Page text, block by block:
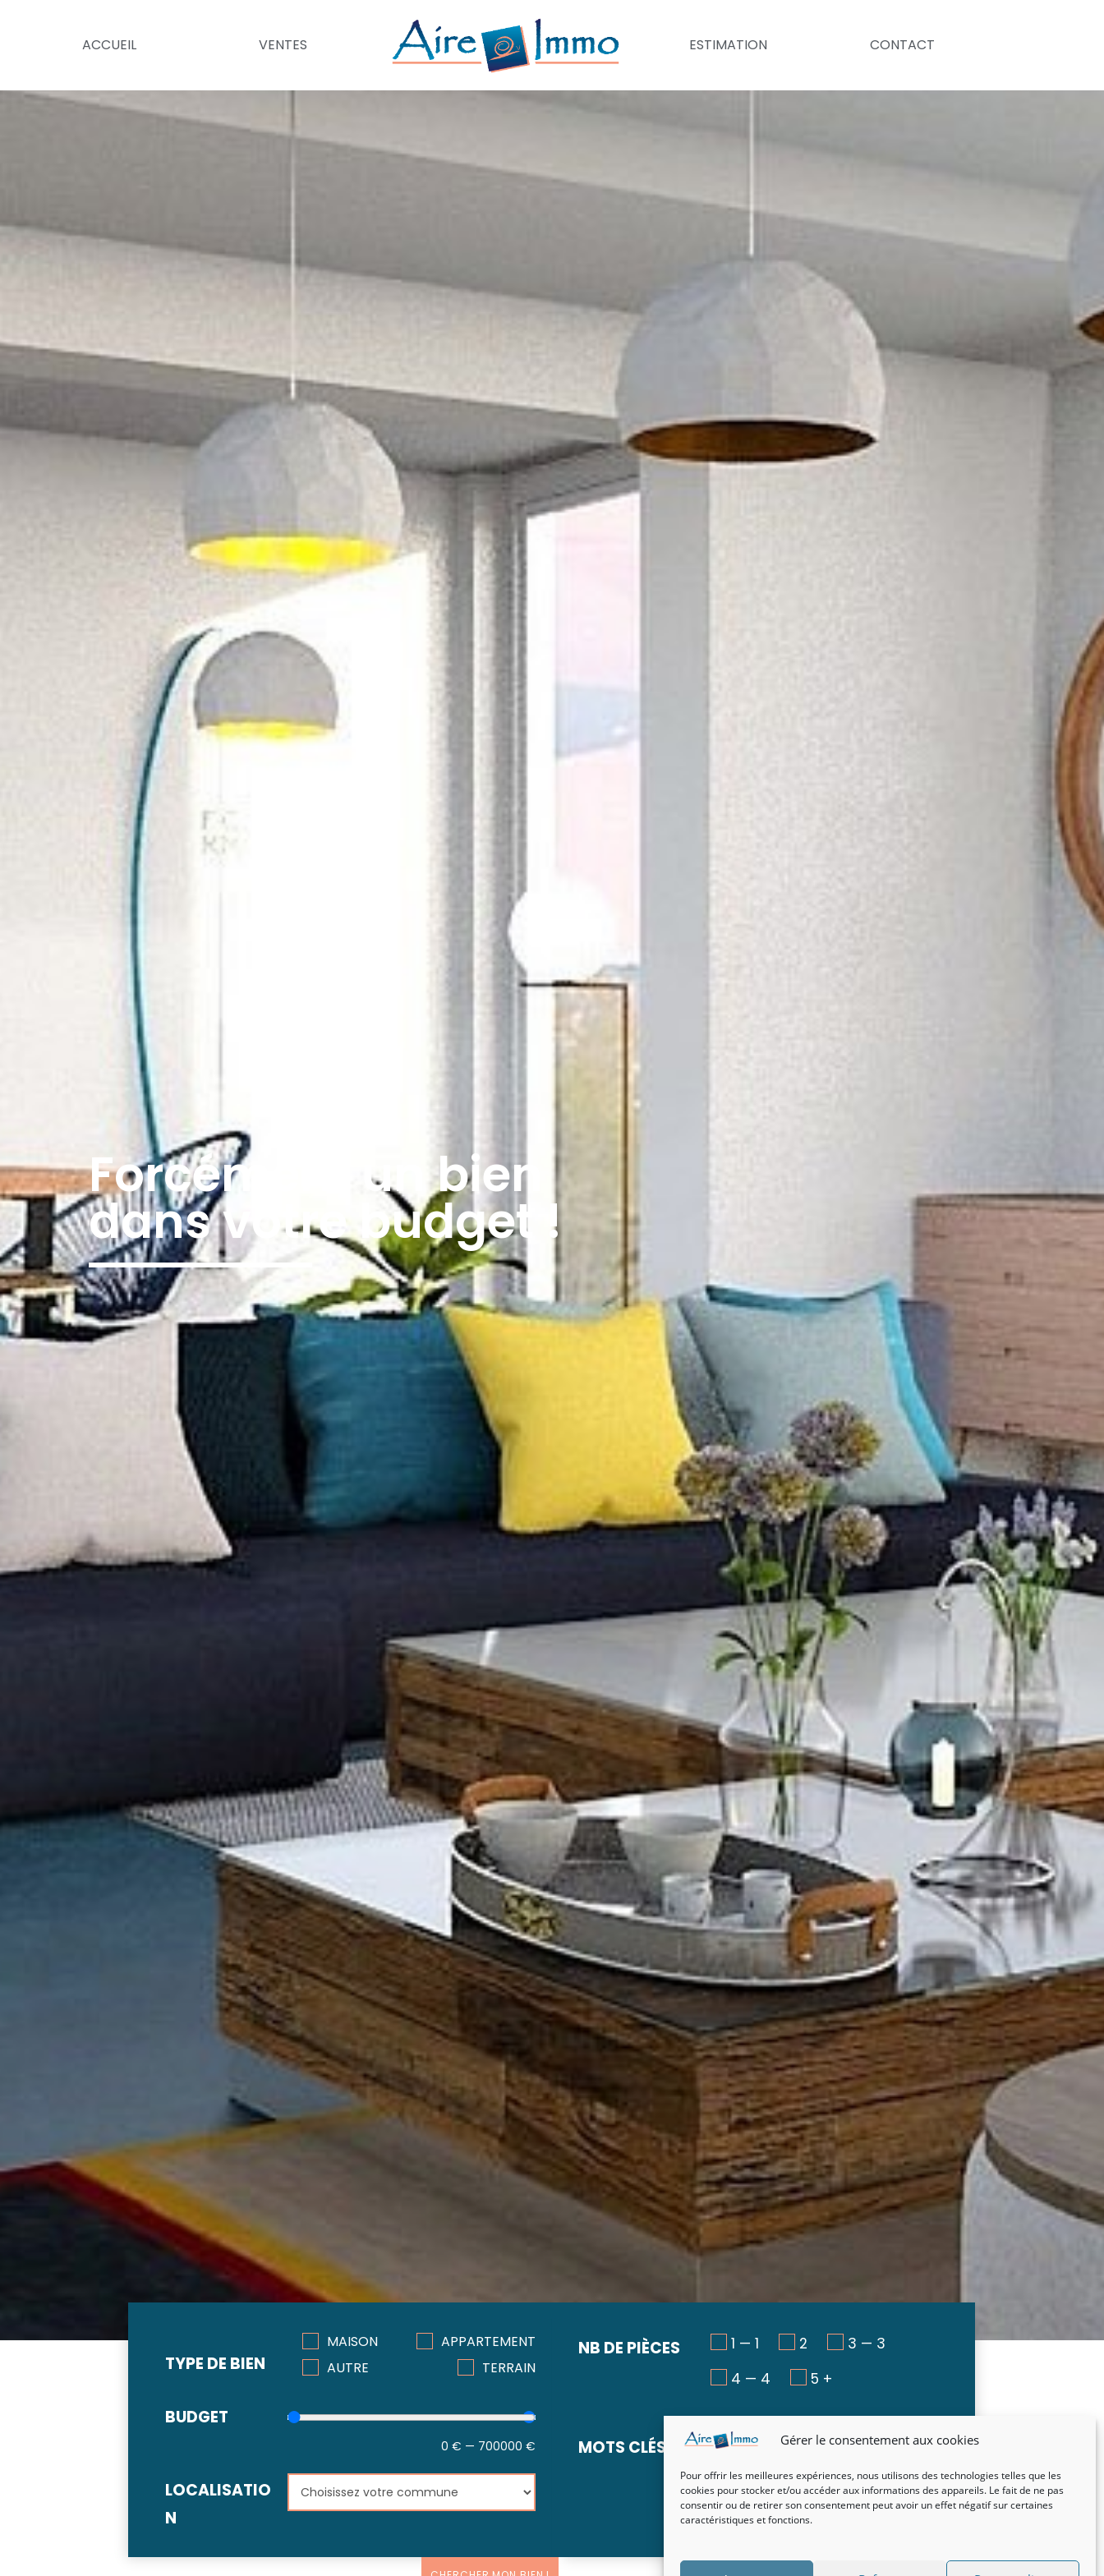
Gérer le consentement aux cookies
Pour offrir les meilleures expériences, nous utilisons des technologies telles que les
cookies pour stocker et/ou accéder aux informations des appareils. Le fait de ne pas
consentir ou de retirer son consentement peut avoir un effet négatif sur certaines
caractéristiques et fonctions.
ACCUEIL VENTES ESTIMATION CONTACT
Forcément un bien
dans votre budget !
TYPE DE BIEN
APPARTEMENT
MAISON
TERRAIN
AUTRE
BUDGET
0 € — 700000 €
LOCALISATIO
N
NB DE PIÈCES 1 — 1 2
3 — 3
4 — 4
5 +
MOTS CLÉS